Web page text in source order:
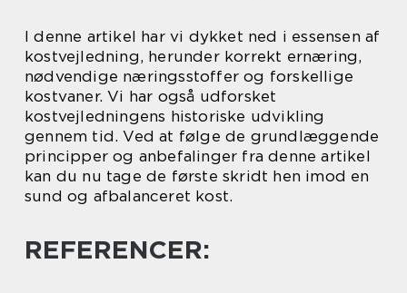
I denne artikel har vi dykket ned i essensen af
kostvejledning, herunder korrekt ernæring,
nødvendige næringsstoffer og forskellige
kostvaner. Vi har også udforsket
kostvejledningens historiske udvikling
gennem tid. Ved at følge de grundlæggende
principper og anbefalinger fra denne artikel
kan du nu tage de første skridt hen imod en
sund og afbalanceret kost.
REFERENCER: